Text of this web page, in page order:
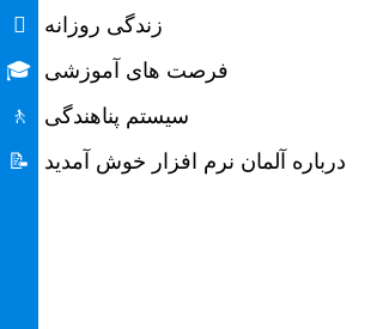

زندگی روزانه
🎓 فرصت های آموزشی
🚶
سیستم پناهندگی
📝
درباره آلمان نرم افزار خوش آمدید